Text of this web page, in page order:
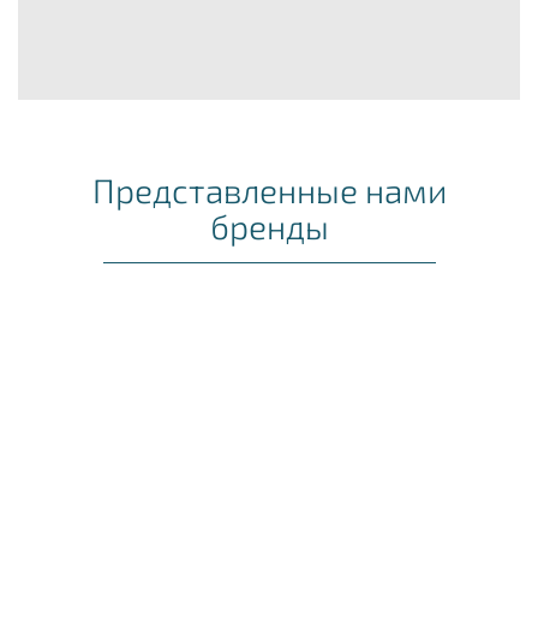
Представленные нами
бренды